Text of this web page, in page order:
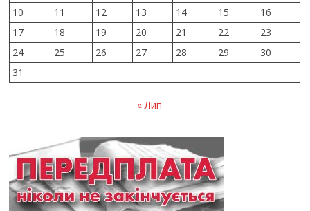
10
11 12 13 14 15
16
17
18 19 20 21 22
23
24
25 26 27 28 29
30
31
« Лип